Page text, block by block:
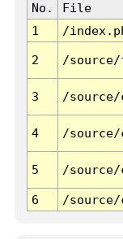
No. File
1
/
2 /
3 /
4 /
5 /
6 /